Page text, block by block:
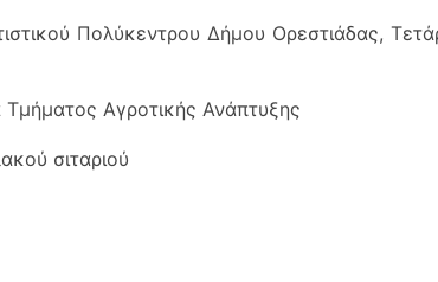
Πολύκεντρου Δήμου Ορεστιάδας,
Αγροτικής Ανάπτυξης
σιταριού